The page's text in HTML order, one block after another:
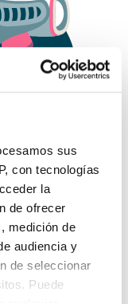
sus
con tecnologías
la
de ofrecer
medición de
audiencia y
de seleccionar
Puede
como
aquí.
estás